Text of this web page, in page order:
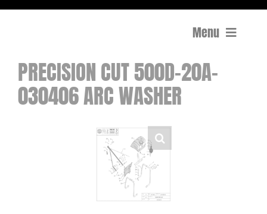
Menu
Compactage
Équipements de chantier
PRECISION CUT 500D-20A-
030406 ARC WASHER